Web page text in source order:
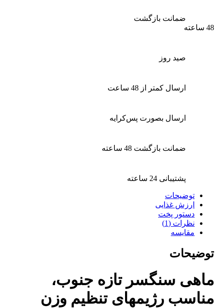
ضمانت بازگشت
48 ساعته
صید روز
ارسال کمتر از 48 ساعت
ارسال بصورت پس‌کرایه
ضمانت بازگشت 48 ساعته
پشتیبانی 24 ساعته
توضیحات
ارزش غذایی
دستور پخت
نظرات (1)
مقایسه
توضیحات
ماهی سنگسر تازه جنوب،
مناسب رژیمهای تنظیم وزن